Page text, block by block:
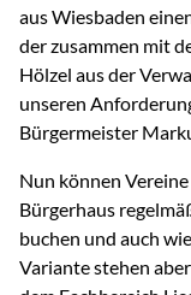
aus Wiesbaden
der zusammen mit
Hölzel aus der
unseren
Bürgermeister
Nun können
Bürgerhaus
buchen und auch
Variante stehen